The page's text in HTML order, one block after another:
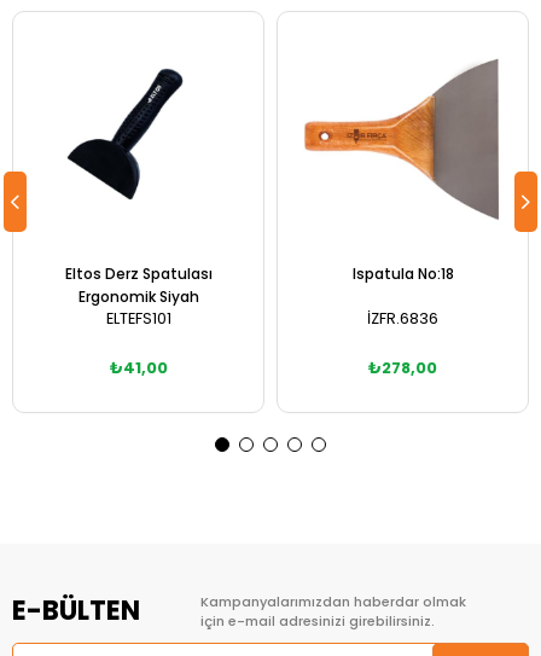
Eltos Derz Spatulası
Ergonomik Siyah
ELTEFS101
₺41,00
Ispatula No:18
İZFR.6836
₺278,00
E-BÜLTEN
Kampanyalarımızdan haberdar olmak
için e-mail adresinizi girebilirsiniz.